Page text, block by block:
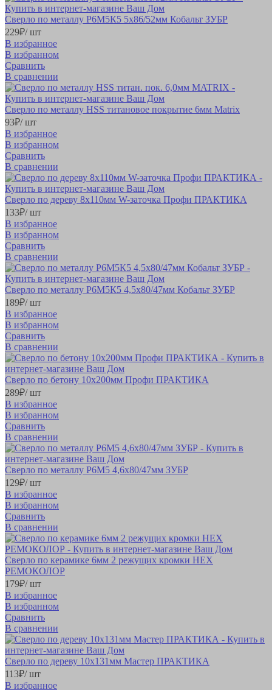
Сверло по металлу Р6М5К5 5х86/52мм Кобальт ЗУБР
229₽/ шт
В избранное
В избранном
Сравнить
В сравнении
Сверло по металлу HSS титановое покрытие 6мм Matrix
93₽/ шт
В избранное
В избранном
Сравнить
В сравнении
Сверло по дереву 8х110мм W-заточка Профи ПРАКТИКА
133₽/ шт
В избранное
В избранном
Сравнить
В сравнении
Сверло по металлу Р6М5К5 4,5х80/47мм Кобальт ЗУБР
189₽/ шт
В избранное
В избранном
Сравнить
В сравнении
Сверло по бетону 10х200мм Профи ПРАКТИКА
289₽/ шт
В избранное
В избранном
Сравнить
В сравнении
Сверло по металлу Р6М5 4,6х80/47мм ЗУБР
129₽/ шт
В избранное
В избранном
Сравнить
В сравнении
Сверло по керамике 6мм 2 режущих кромки НЕХ
РЕМОКОЛОР
179₽/ шт
В избранное
В избранном
Сравнить
В сравнении
Сверло по дереву 10х131мм Мастер ПРАКТИКА
113₽/ шт
В избранное